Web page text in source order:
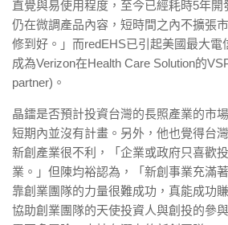
直覺與易使用程度，至今已經耗時5年
仍在微調產品內容，短時間之內不擴張
修到好。」而redEHS已引起美國最大電
成為Verizon在Health Care Solution的
partner)。
晶鐳是否預計投資台灣的長照產業的市
短期內並沒有計畫。另外，他也覺得台
新創產業很不利，「企業或政府只喜歡
業。」但陳均裕認為，「新創事業充滿
靠創業團隊的力量很難成功，真能成功
協助創業團隊的天使投資人與創投的參